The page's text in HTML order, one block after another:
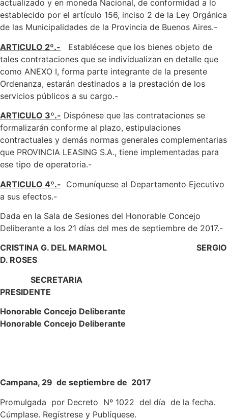
actualizado y en moneda Nacional, de conformidad a lo
establecido por el artículo 156, inciso 2 de la Ley Orgánica
de las Municipalidades de la Provincia de Buenos Aires.-
ARTICULO 2º.- Establécese que los bienes objeto de
tales contrataciones que se individualizan en detalle que
como ANEXO I, forma parte integrante de la presente
Ordenanza, estarán destinados a la prestación de los
servicios públicos a su cargo.-
ARTICULO 3º.- Dispónese que las contrataciones se
formalizarán conforme al plazo, estipulaciones
contractuales y demás normas generales complementarias
que PROVINCIA LEASING S.A., tiene implementadas para
ese tipo de operatoria.-
ARTICULO 4º.- Comuníquese al Departamento Ejecutivo
a sus efectos.-
Dada en la Sala de Sesiones del Honorable Concejo
Deliberante a los 21 días del mes de septiembre de 2017.-
CRISTINA G. DEL MARMOL SERGIO
D. ROSES
SECRETARIA
PRESIDENTE
Honorable Concejo Deliberante
Honorable Concejo Deliberante
Campana, 29 de septiembre de 2017
Promulgada por Decreto Nº 1022 del día de la fecha.
Cúmplase. Regístrese y Publíquese.